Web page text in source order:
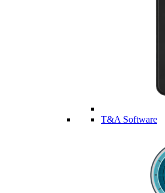
T&A Software